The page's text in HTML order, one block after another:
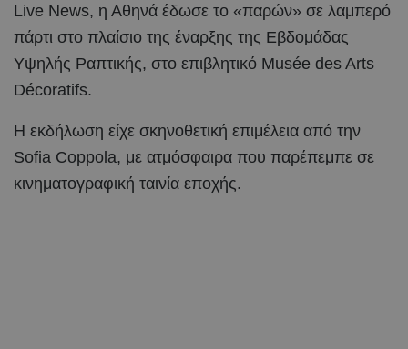
Live News, η Αθηνά έδωσε το «παρών» σε λαμπερό
πάρτι στο πλαίσιο της έναρξης της Εβδομάδας
Υψηλής Ραπτικής, στο επιβλητικό Musée des Arts
Décoratifs.
Η εκδήλωση είχε σκηνοθετική επιμέλεια από την
Sofia Coppola, με ατμόσφαιρα που παρέπεμπε σε
κινηματογραφική ταινία εποχής.